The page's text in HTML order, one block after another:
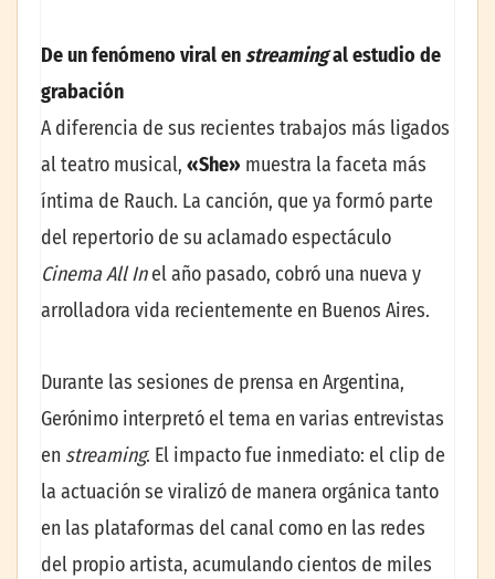
De un fenómeno viral enstreamingal estudio de
grabación
A diferencia de sus recientes trabajos más ligados
al teatro musical, «She» muestra la faceta más
íntima de Rauch. La canción, que ya formó parte
del repertorio de su aclamado espectáculo
Cinema All Inel año pasado, cobró una nueva y
arrolladora vida recientemente en Buenos Aires.
Durante las sesiones de prensa en Argentina,
Gerónimo interpretó el tema en varias entrevistas
en streaming. El impacto fue inmediato: el clip de
la actuación se viralizó de manera orgánica tanto
en las plataformas del canal como en las redes
del propio artista, acumulando cientos de miles